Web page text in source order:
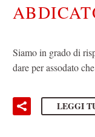
Siamo in grado di
dare per assodato
LEGGI